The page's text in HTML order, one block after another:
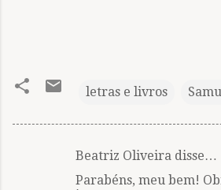
letras e livros
Beatriz Oliveira disse…
Parabéns, meu bem!